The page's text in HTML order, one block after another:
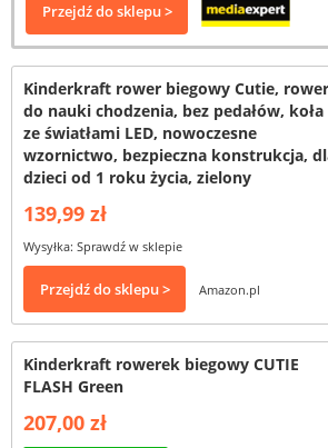
Przejdź do sklepu >
Kinderkraft rower biegowy Cutie, rower
do nauki chodzenia, bez pedałów, koła
ze światłami LED, nowoczesne
wzornictwo, bezpieczna konstrukcja,
dzieci od 1 roku życia, zielony
139,99 zł
Wysyłka: Sprawdź w sklepie
Przejdź do sklepu > Amazon.pl
Kinderkraft rowerek biegowy CUTIE
FLASH Green
207,00 zł